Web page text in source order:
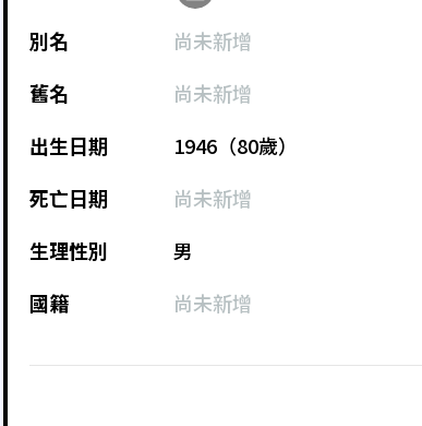
別名
尚未新增
舊名
尚未新增
出生日期
1946（80歲）
死亡日期
尚未新增
生理性別
男
國籍
尚未新增